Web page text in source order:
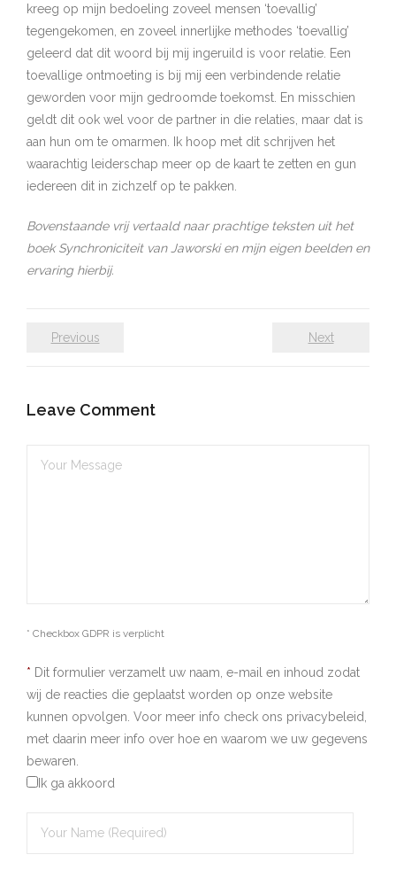
kreeg op mijn bedoeling zoveel mensen ‘toevallig’
tegengekomen, en zoveel innerlijke methodes ‘toevallig’
geleerd dat dit woord bij mij ingeruild is voor relatie. Een
toevallige ontmoeting is bij mij een verbindende relatie
geworden voor mijn gedroomde toekomst. En misschien
geldt dit ook wel voor de partner in die relaties, maar dat is
aan hun om te omarmen. Ik hoop met dit schrijven het
waarachtig leiderschap meer op de kaart te zetten en gun
iedereen dit in zichzelf op te pakken.
Bovenstaande vrij vertaald naar prachtige teksten uit het
boek Synchroniciteit van Jaworski en mijn eigen beelden en
ervaring hierbij.
Previous Next
Leave Comment
* Checkbox GDPR is verplicht
* Dit formulier verzamelt uw naam, e-mail en inhoud zodat
wij de reacties die geplaatst worden op onze website
kunnen opvolgen. Voor meer info check ons privacybeleid,
met daarin meer info over hoe en waarom we uw gegevens
bewaren.
Ik ga akkoord